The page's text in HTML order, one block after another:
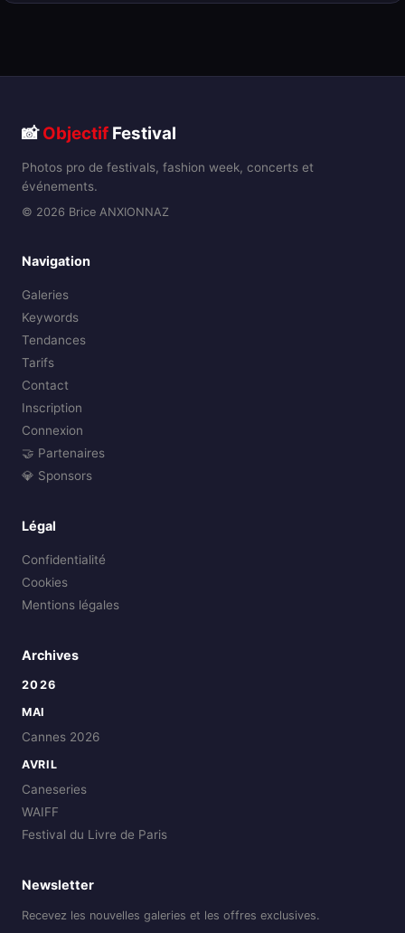
📸Objectif Festival
Photos pro de festivals, fashion week, concerts et
événements.
© 2026 Brice ANXIONNAZ
Navigation
Galeries
Keywords
Tendances
Tarifs
Contact
Inscription
Connexion
🤝 Partenaires
💎 Sponsors
Légal
Confidentialité
Cookies
Mentions légales
Archives
2026
MAI
Cannes 2026
AVRIL
Caneseries
WAIFF
Festival du Livre de Paris
Newsletter
Recevez les nouvelles galeries et les offres exclusives.